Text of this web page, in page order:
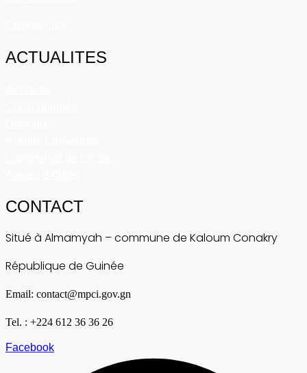
ACTUALITES
CONTACT
Situé à Almamyah – commune de Kaloum Conakry
République de Guinée
Email: contact@mpci.gov.gn
Tel. : +224 612 36 36 26
Facebook